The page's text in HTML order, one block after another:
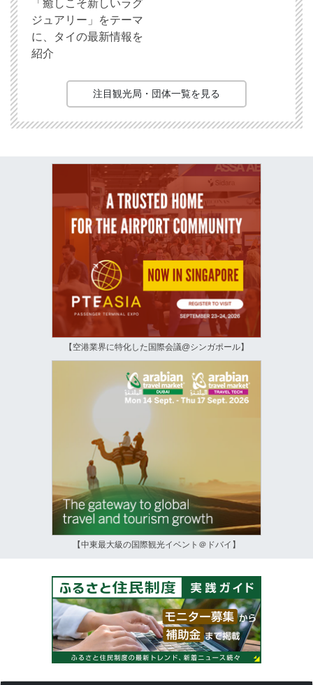
「癒しこそ新しいラグ
ジュアリー」をテーマ
に、タイの最新情報を
紹介
注目観光局・団体一覧を見る
【空港業界に特化した国際会議@シンガポール】
【中東最大級の国際観光イベント＠ドバイ】